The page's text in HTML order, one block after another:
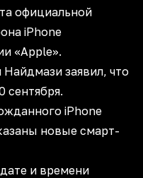
официальной
iPhone
«Apple».
заявил, что
сентября.
iPhone
новые смарт-
и времени